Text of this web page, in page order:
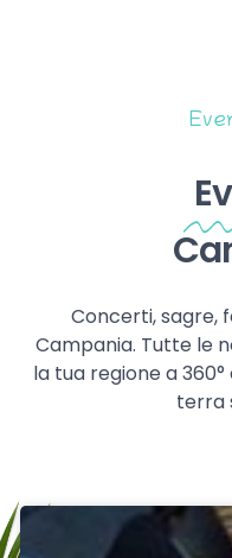
Concerti, sagre,
Campania. Tutte le
la tua regione a
terra